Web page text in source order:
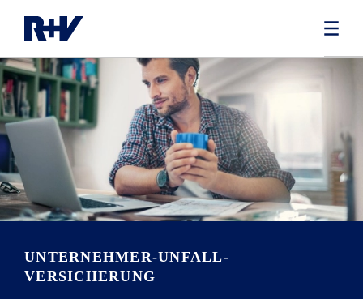
UNTERNEHMER-UNFALL­
VERSICHERUNG